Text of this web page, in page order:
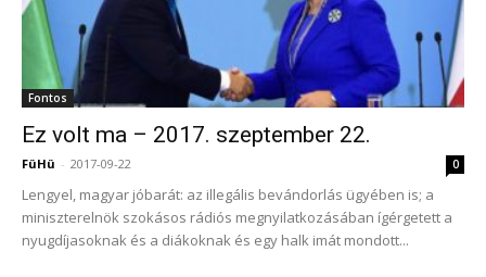
Fontos
Ez volt ma – 2017. szeptember 22.
FüHü - 2017-09-22 0
Lengyel, magyar jóbarát: az illegális bevándorlás ügyében is; a
miniszterelnök szokásos rádiós megnyilatkozásában ígérgetett a
nyugdíjasoknak és a diákoknak és egy halk imát mondott...